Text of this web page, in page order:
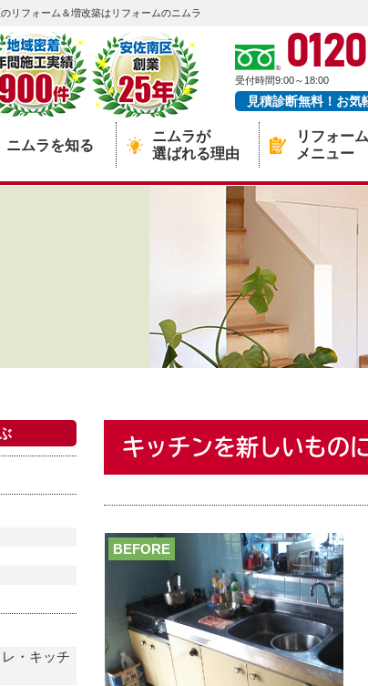
リフォーム＆増改築はリフォームのニムラ
受付時間9:00～18:00
見積診断無料！お気
ニムラを知る
ニムラが
選ばれる理由
リフォーム
メニュー
キッチンを新しいもの
BEFORE
・キッチ